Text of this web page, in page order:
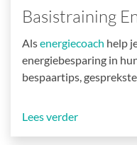
Basistraining
Alsenergiecoach help
energiebesparing in
bespaartips,
Lees verder